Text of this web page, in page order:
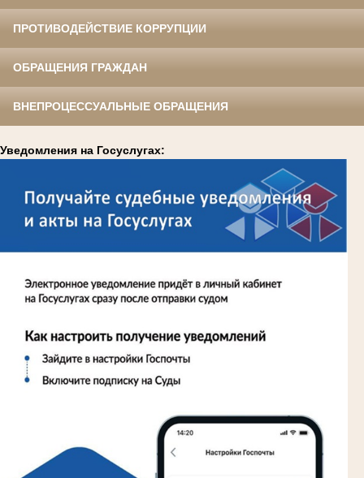
ПРОТИВОДЕЙСТВИЕ КОРРУПЦИИ
ОБРАЩЕНИЯ ГРАЖДАН
ВНЕПРОЦЕССУАЛЬНЫЕ ОБРАЩЕНИЯ
Уведомления на Госуслугах: